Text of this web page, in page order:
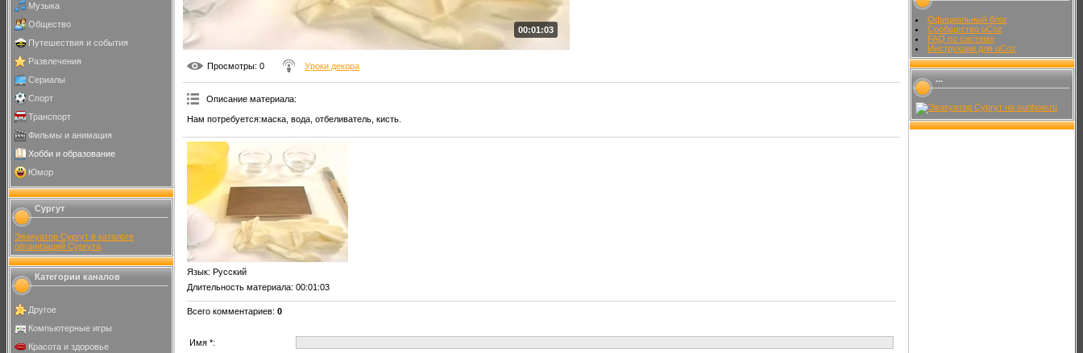
Музыка
Общество
Путешествия и события
Развлечения
Сериалы
Спорт
Транспорт
Фильмы и анимация
Хобби и образование
Юмор
Сургут
Эвакуатор Сургут в каталоге
организаций Сургута
Категории каналов
Другое
Компьютерные игры
Красота и здоровье
00:01:03
Просмотры: 0 Уроки декора
Описание материала:
Нам потребуется:маска, вода, отбеливатель, кисть.
Язык: Русский
Длительность материала: 00:01:03
Всего комментариев: 0
Имя *:
Официальный блог
Сообщество uCoz
FAQ по системе
Инструкции для uCoz
...